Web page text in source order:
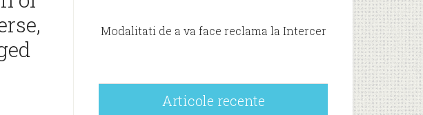
Modalitati de a va face reclama la Intercer
Articole recente